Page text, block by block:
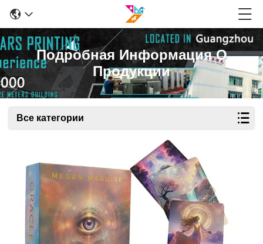
Подробная Информация О
Продукции
Все категории